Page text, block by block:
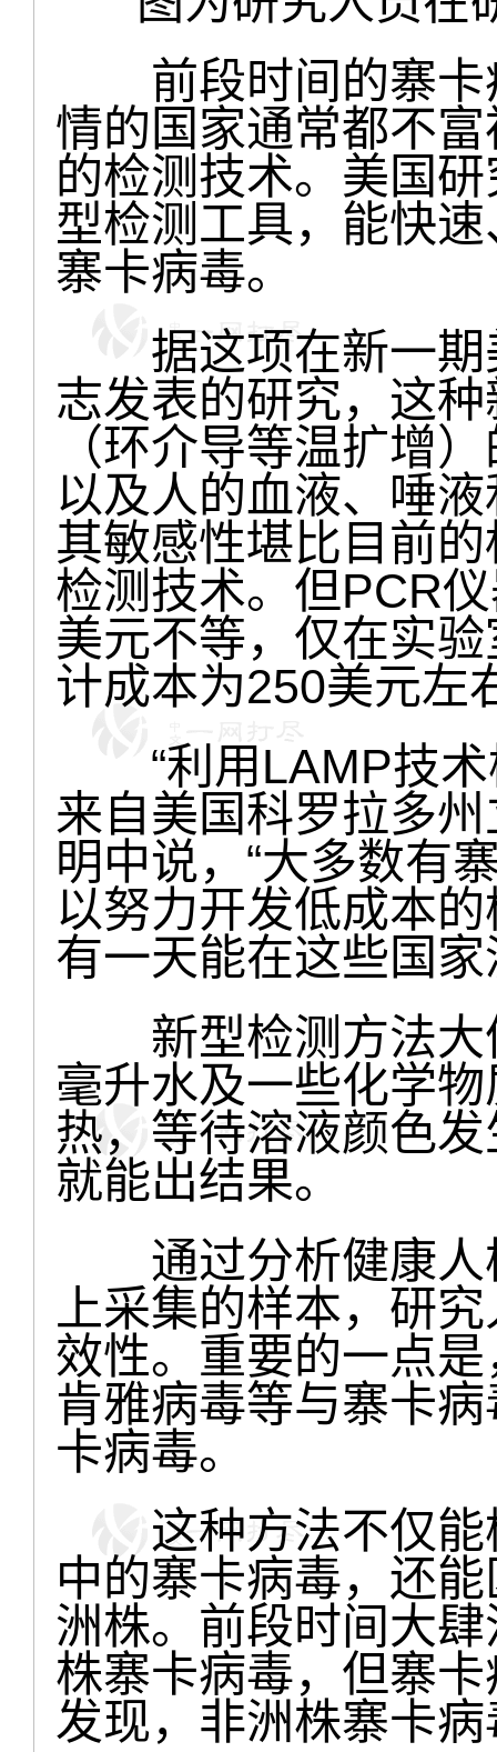
前段时间的寨卡
情的国家通常都不
的检测技术。美国
型检测工具，能快
寨卡病毒。
据这项在新一期
志发表的研究，这
（环介导等温扩增
以及人的血液、唾
其敏感性堪比目前
检测技术。但PCR
美元不等，仅在实
计成本为250美元左
“利用LAMP技术
来自美国科罗拉多
明中说，“大多数有
以努力开发低成本
有一天能在这些国家
新型检测方法大
毫升水及一些化学
热，等待溶液颜色
就能出结果。
通过分析健康人
上采集的样本，研
效性。重要的一点
肯雅病毒等与寨卡
卡病毒。
这种方法不仅能
中的寨卡病毒，还
洲株。前段时间大
株寨卡病毒，但寨
发现，非洲株寨卡